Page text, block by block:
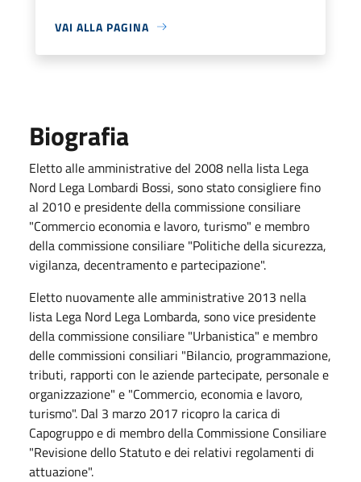
VAI ALLA PAGINA
Biografia
Eletto alle amministrative del 2008 nella lista Lega
Nord Lega Lombardi Bossi, sono stato consigliere fino
al 2010 e presidente della commissione consiliare
"Commercio economia e lavoro, turismo" e membro
della commissione consiliare "Politiche della sicurezza,
vigilanza, decentramento e partecipazione".
Eletto nuovamente alle amministrative 2013 nella
lista Lega Nord Lega Lombarda, sono vice presidente
della commissione consiliare "Urbanistica" e membro
delle commissioni consiliari "Bilancio, programmazione,
tributi, rapporti con le aziende partecipate, personale e
organizzazione" e "Commercio, economia e lavoro,
turismo". Dal 3 marzo 2017 ricopro la carica di
Capogruppo e di membro della Commissione Consiliare
"Revisione dello Statuto e dei relativi regolamenti di
attuazione".